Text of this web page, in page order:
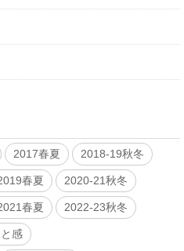
2017春夏 2018-19秋冬
春夏 2020-21秋冬
春夏 2022-23秋冬
感